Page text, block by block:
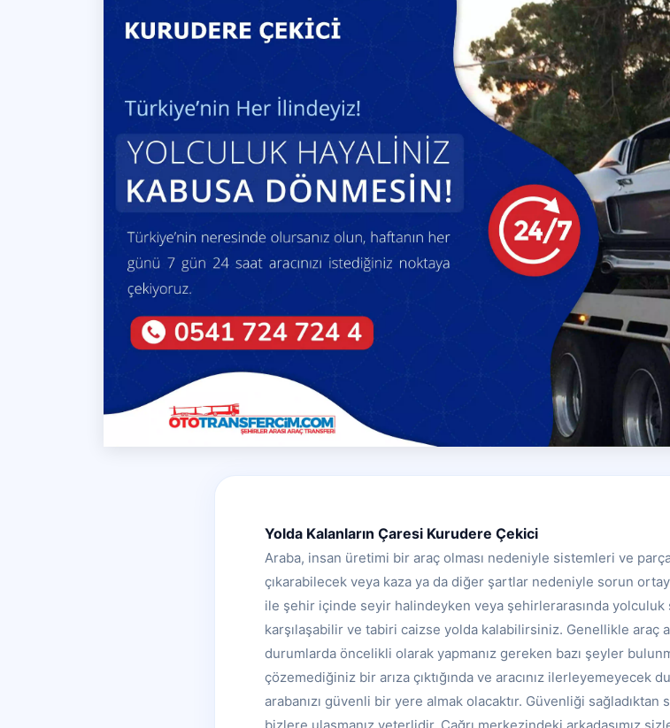
Yolda Kalanların Çaresi Kurudere Çekici
Araba, insan üretimi bir araç olması nedeniyle sistemleri ve
çıkarabilecek veya kaza ya da diğer şartlar nedeniyle sorun
ile şehir içinde seyir halindeyken veya şehirlerarasında yolculuk
karşılaşabilir ve tabiri caizse yolda kalabilirsiniz. Genellikle araç
durumlarda öncelikli olarak yapmanız gereken bazı şeyler
çözemediğiniz bir arıza çıktığında ve aracınız ilerleyemeyecek
arabanızı güvenli bir yere almak olacaktır. Güvenliği